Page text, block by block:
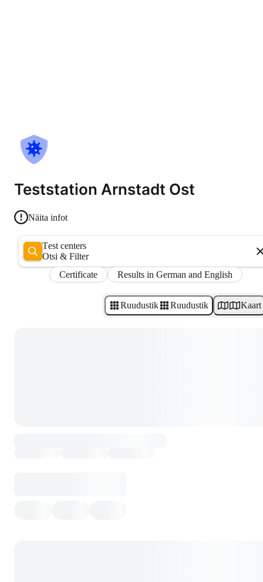
Teststation Arnstadt Ost
Näita infot
Test centers
Otsi & Filter
Certificate
Results in German and English
Ruudustik Ruudustik Kaart